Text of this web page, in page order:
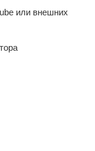
или внешних